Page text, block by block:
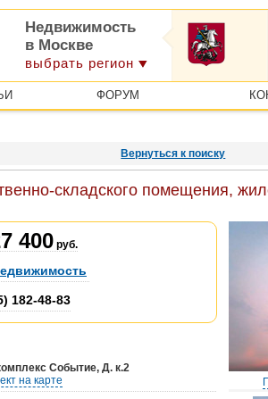
Недвижимость
в Москве
выбрать регион
ФОРУМ
Вернуться к поиску
складского помещения,
400 руб.
182-48-83
Событие, Д. к.2
на карте